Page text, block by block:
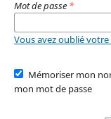
Mot de passe *
Vous avez oublié
Mémoriser mon
mon mot de passe